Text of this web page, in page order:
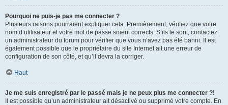
Pourquoi ne puis-je pas me connecter ?
Plusieurs raisons pourraient expliquer cela. Premièrement, vérifiez que votre
nom d’utilisateur et votre mot de passe soient corrects. S’ils le sont, contactez
un administrateur du forum pour vérifier que vous n’avez pas été banni. Il est
également possible que le propriétaire du site Internet ait une erreur de
configuration de son côté, et qu’il devra la corriger.
Haut
Je me suis enregistré par le passé mais je ne peux plus me connecter ?!
Il est possible qu’un administrateur ait désactivé ou supprimé votre compte. En